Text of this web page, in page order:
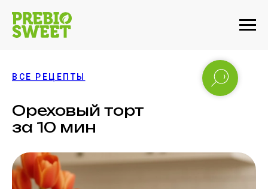
ВСЕ РЕЦЕПТЫ
Ореховый торт
за 10 мин